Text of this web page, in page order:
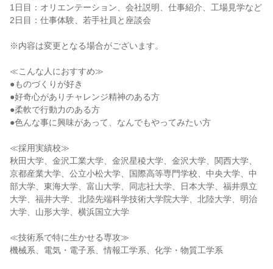
1日目：オリエンテーション、会社説明、仕事紹介、工場見学など
2日目：仕事体験、若手社員と座談会
※内容は変更となる場合がございます。
≪こんな人におすすめ≫
●ものづくりが好き
●好奇心がありチャレンジ精神のある方
●柔軟で行動力のある方
●色んな事に興味があって、なんでもやってみたい方
≪採用実績校≫
秋田大学、金沢工業大学、金沢星稜大学、金沢大学、関西大学、
京都産業大学、公立小松大学、国際高等専門学校、中央大学、中
部大学、東海大学、富山大学、同志社大学、日本大学、福井県立
大学、福井大学、北陸先端科学技術大学院大学、北陸大学、明治
大学、山形大学、横浜国立大学
≪技術系で特に生かせる専攻≫
機械系、電気・電子系、情報工学系、化学・物質工学系